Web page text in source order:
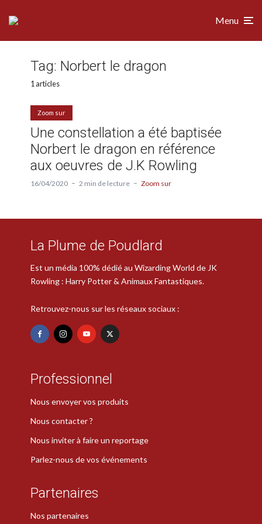
Menu
Tag: Norbert le dragon
1 articles
Zoom sur
Une constellation a été baptisée
Norbert le dragon en référence
aux oeuvres de J.K Rowling
16/04/2020 2 min de lecture Zoom sur
La Plume de Poudlard
Est un média 100% dédié au Wizarding World de JK
Rowling : Harry Potter & Animaux Fantastiques.
Retrouvez-nous sur les réseaux sociaux :
Professionnel
Nous envoyer vos produits
Nous contacter ?
Nous inviter à faire un reportage
Parlez-nous de vos événements
Partenaires
Nos partenaires